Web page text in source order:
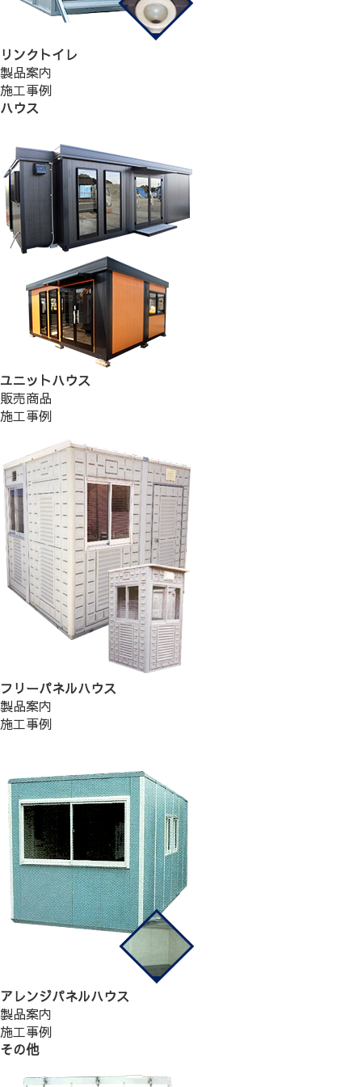
リンクトイレ
製品案内
施工事例
ハウス
ユニットハウス
販売商品
施工事例
フリーパネルハウス
製品案内
施工事例
アレンジパネルハウス
製品案内
施工事例
その他